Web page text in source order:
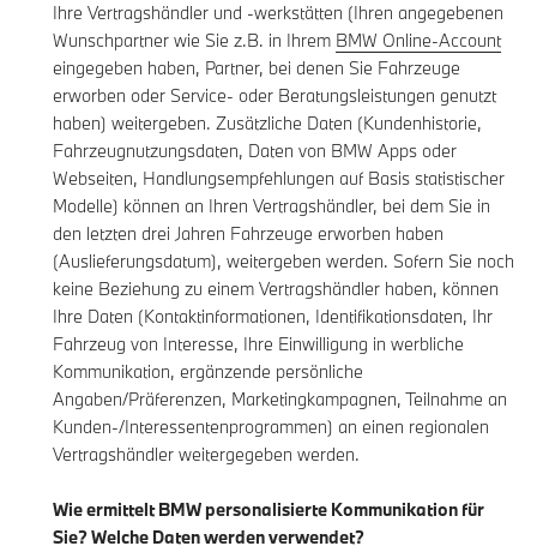
Ihre Vertragshändler und -werkstätten (Ihren angegebenen
Wunschpartner wie Sie z.B. in Ihrem BMW Online-Account
eingegeben haben, Partner, bei denen Sie Fahrzeuge
erworben oder Service- oder Beratungsleistungen genutzt
haben) weitergeben. Zusätzliche Daten (Kundenhistorie,
Fahrzeugnutzungsdaten, Daten von BMW Apps oder
Webseiten, Handlungsempfehlungen auf Basis statistischer
Modelle) können an Ihren Vertragshändler, bei dem Sie in
den letzten drei Jahren Fahrzeuge erworben haben
(Auslieferungsdatum), weitergeben werden. Sofern Sie noch
keine Beziehung zu einem Vertragshändler haben, können
Ihre Daten (Kontaktinformationen, Identifikationsdaten, Ihr
Fahrzeug von Interesse, Ihre Einwilligung in werbliche
Kommunikation, ergänzende persönliche
Angaben/Präferenzen, Marketingkampagnen, Teilnahme an
Kunden-/Interessentenprogrammen) an einen regionalen
Vertragshändler weitergegeben werden.
Wie ermittelt BMW personalisierte Kommunikation für
Sie? Welche Daten werden verwendet?